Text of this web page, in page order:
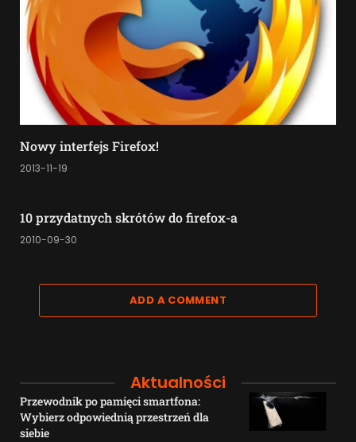
Nowy interfejs Firefox!
2013-11-19
10 przydatnych skrótów do firefox-a
2010-09-30
ADD A COMMENT
Aktualności
Przewodnik po pamięci smartfona:
Wybierz odpowiednią przestrzeń dla
siebie